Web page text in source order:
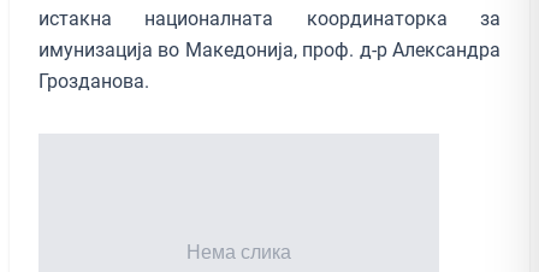
истакна националната координаторка за
имунизација во Македонија, проф. д-р Александра
Грозданова.